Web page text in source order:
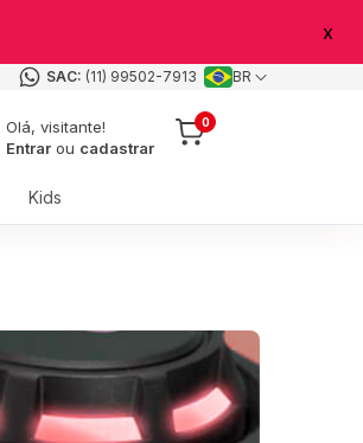
x
(11) 99502-7913 BR
Olá, visitante!
Entrar ou cadastrar
0
Kids